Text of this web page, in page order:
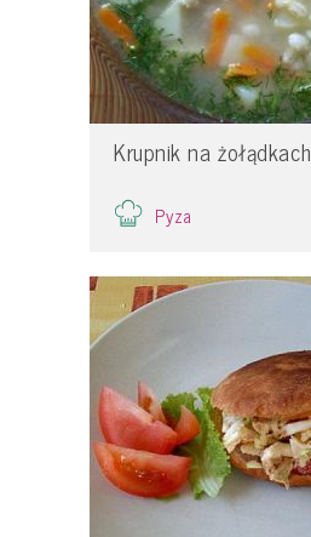
Krupnik na żołądkach
Pyza